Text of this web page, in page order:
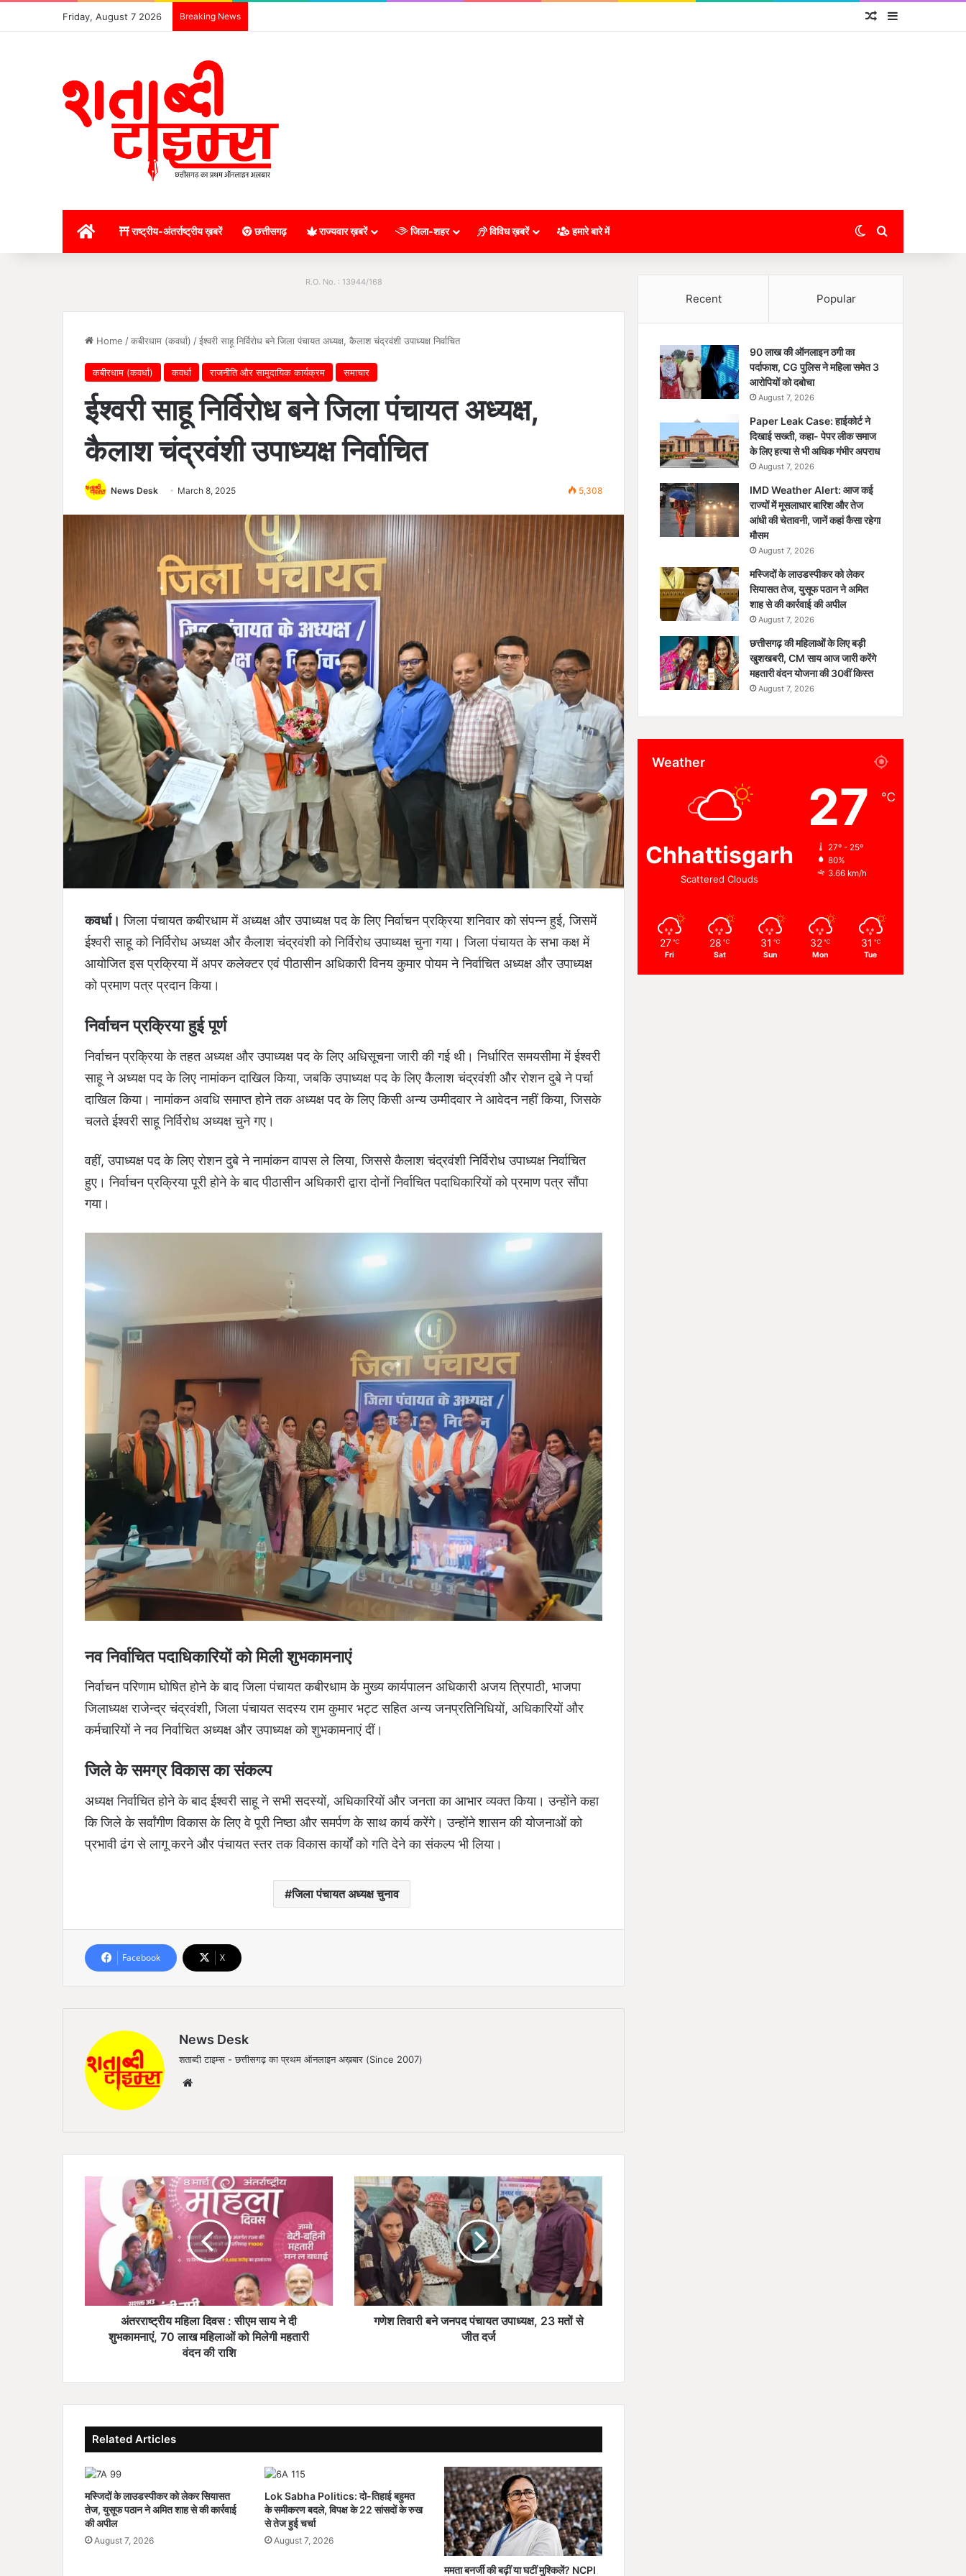
Friday, August 7 2026 Breaking News Random Article
राष्ट्रीय-अंतर्राष्ट्रीय ख़बरें छत्तीसगढ़ राज्यवार ख़बरें जिला-शहर विविध ख़बरें हमारे बारे में Switch skin
R.O. No. : 13944/168
Home /कबीरधाम (कवर्धा) /ईश्वरी साहू निर्विरोध बने जिला पंचायत अध्यक्ष, कैलाश चंद्रवंशी उपाध्यक्ष निर्वाचित
कबीरधाम (कवर्धा) कवर्धा राजनीति और सामुदायिक कार्यक्रम समाचार
ईश्वरी साहू निर्विरोध बने जिला पंचायत अध्यक्ष,
कैलाश चंद्रवंशी उपाध्यक्ष निर्वाचित
News Desk March 8, 2025 5,308
कवर्धा। जिला पंचायत कबीरधाम में अध्यक्ष और उपाध्यक्ष पद के लिए निर्वाचन प्रक्रिया शनिवार को संपन्न हुई, जिसमें
ईश्वरी साहू को निर्विरोध अध्यक्ष और कैलाश चंद्रवंशी को निर्विरोध उपाध्यक्ष चुना गया। जिला पंचायत के सभा कक्ष में
आयोजित इस प्रक्रिया में अपर कलेक्टर एवं पीठासीन अधिकारी विनय कुमार पोयम ने निर्वाचित अध्यक्ष और उपाध्यक्ष
को प्रमाण पत्र प्रदान किया।
निर्वाचन प्रक्रिया हुई पूर्ण
निर्वाचन प्रक्रिया के तहत अध्यक्ष और उपाध्यक्ष पद के लिए अधिसूचना जारी की गई थी। निर्धारित समयसीमा में ईश्वरी
साहू ने अध्यक्ष पद के लिए नामांकन दाखिल किया, जबकि उपाध्यक्ष पद के लिए कैलाश चंद्रवंशी और रोशन दुबे ने पर्चा
दाखिल किया। नामांकन अवधि समाप्त होने तक अध्यक्ष पद के लिए किसी अन्य उम्मीदवार ने आवेदन नहीं किया, जिसके
चलते ईश्वरी साहू निर्विरोध अध्यक्ष चुने गए।
वहीं, उपाध्यक्ष पद के लिए रोशन दुबे ने नामांकन वापस ले लिया, जिससे कैलाश चंद्रवंशी निर्विरोध उपाध्यक्ष निर्वाचित
हुए। निर्वाचन प्रक्रिया पूरी होने के बाद पीठासीन अधिकारी द्वारा दोनों निर्वाचित पदाधिकारियों को प्रमाण पत्र सौंपा
गया।
नव निर्वाचित पदाधिकारियों को मिली शुभकामनाएं
निर्वाचन परिणाम घोषित होने के बाद जिला पंचायत कबीरधाम के मुख्य कार्यपालन अधिकारी अजय त्रिपाठी, भाजपा
जिलाध्यक्ष राजेन्द्र चंद्रवंशी, जिला पंचायत सदस्य राम कुमार भट्ट सहित अन्य जनप्रतिनिधियों, अधिकारियों और
कर्मचारियों ने नव निर्वाचित अध्यक्ष और उपाध्यक्ष को शुभकामनाएं दीं।
जिले के समग्र विकास का संकल्प
अध्यक्ष निर्वाचित होने के बाद ईश्वरी साहू ने सभी सदस्यों, अधिकारियों और जनता का आभार व्यक्त किया। उन्होंने कहा
कि जिले के सर्वांगीण विकास के लिए वे पूरी निष्ठा और समर्पण के साथ कार्य करेंगे। उन्होंने शासन की योजनाओं को
प्रभावी ढंग से लागू करने और पंचायत स्तर तक विकास कार्यों को गति देने का संकल्प भी लिया।
जिला पंचायत अध्यक्ष चुनाव
Facebook X
News Desk
शताब्दी टाइम्स - छत्तीसगढ़ का प्रथम ऑनलाइन अख़बार (Since 2007)
ला
सी
सा
ने
दी
भ
का
म
ना
अंतरराष्ट्रीय महिला दिवस : सीएम साय ने दी
शुभकामनाएं, 70 लाख महिलाओं को मिलेगी महतारी
वंदन की राशि
ग
णे
श
ति
वा
री
ब
ने
ज
चा
उ
ध्य
2
3
गणेश तिवारी बने जनपद पंचायत उपाध्यक्ष, 23 मतों से
जीत दर्ज
Related Articles
मस्जिदों के लाउडस्पीकर को लेकर सियासत
तेज, युसूफ पठान ने अमित शाह से की कार्रवाई
की अपील
August 7, 2026
Lok Sabha Politics: दो-तिहाई बहुमत
के समीकरण बदले, विपक्ष के 22 सांसदों के रुख
से तेज हुई चर्चा
August 7, 2026
ममता बनर्जी की बढ़ीं या घटीं मुश्किलें? NCPI
Recent Popular
90 लाख की ऑनलाइन ठगी का
पर्दाफाश, CG पुलिस ने महिला समेत 3
आरोपियों को दबोचा
August 7, 2026
Paper Leak Case: हाईकोर्ट ने
दिखाई सख्ती, कहा- पेपर लीक समाज
के लिए हत्या से भी अधिक गंभीर अपराध
August 7, 2026
IMD Weather Alert: आज कई
राज्यों में मूसलाधार बारिश और तेज
आंधी की चेतावनी, जानें कहां कैसा रहेगा
मौसम
August 7, 2026
मस्जिदों के लाउडस्पीकर को लेकर
सियासत तेज, युसूफ पठान ने अमित
शाह से की कार्रवाई की अपील
August 7, 2026
छत्तीसगढ़ की महिलाओं के लिए बड़ी
खुशखबरी, CM साय आज जारी करेंगे
महतारी वंदन योजना की 30वीं किस्त
August 7, 2026
Weather
Chhattisgarh
Scattered Clouds
27 ℃
27º - 25º
80%
3.66 km/h
27 ℃
Fri
28 ℃
Sat
31 ℃
Sun
32 ℃
Mon
31 ℃
Tue